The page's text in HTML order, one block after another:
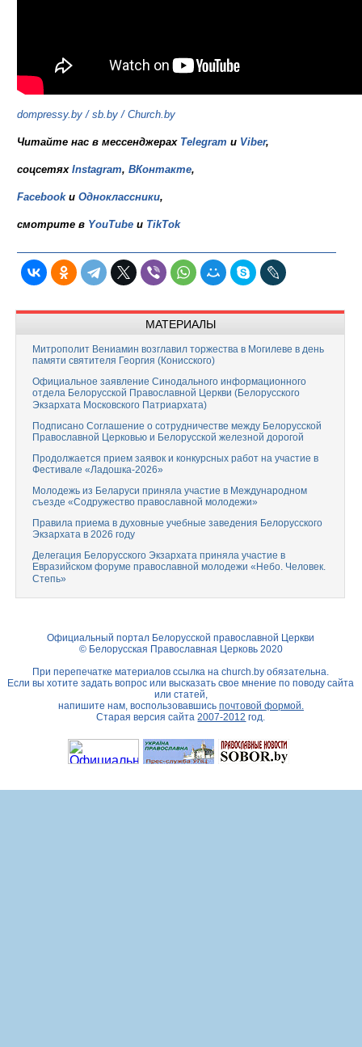
dompressy.by / sb.by /Church.by
Читайте нас в мессенджерах Telegram и Viber,
соцсетях Instagram, ВКонтакте,
Facebookи Одноклассники,
смотрите в YouTube и TikTok
МАТЕРИАЛЫ
Митрополит Вениамин возглавил торжества в Могилеве в день
памяти святителя Георгия (Конисского)
Официальное заявление Синодального информационного
отдела Белорусской Православной Церкви (Белорусского
Экзархата Московского Патриархата)
Подписано Соглашение о сотрудничестве между Белорусской
Православной Церковью и Белорусской железной дорогой
Продолжается прием заявок и конкурсных работ на участие в
Фестивале «Ладошка-2026»
Молодежь из Беларуси приняла участие в Международном
съезде «Содружество православной молодежи»
Правила приема в духовные учебные заведения Белорусского
Экзархата в 2026 году
Делегация Белорусского Экзархата приняла участие в
Евразийском форуме православной молодежи «Небо. Человек.
Степь»
Официальный портал Белорусской православной Церкви
© Белорусская Православная Церковь 2020
При перепечатке материалов ссылка наchurch.by обязательна.
Если вы хотите задать вопрос или высказать свое мнение по поводу сайта
или статей,
напишите нам, воспользовавшись почтовой формой.
Старая версия сайта2007-2012 год.